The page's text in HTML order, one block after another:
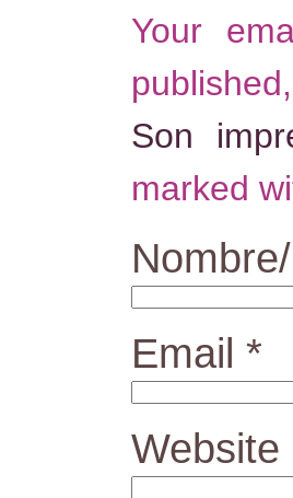
Your
Son
marked
Nombre/
Email *
Website